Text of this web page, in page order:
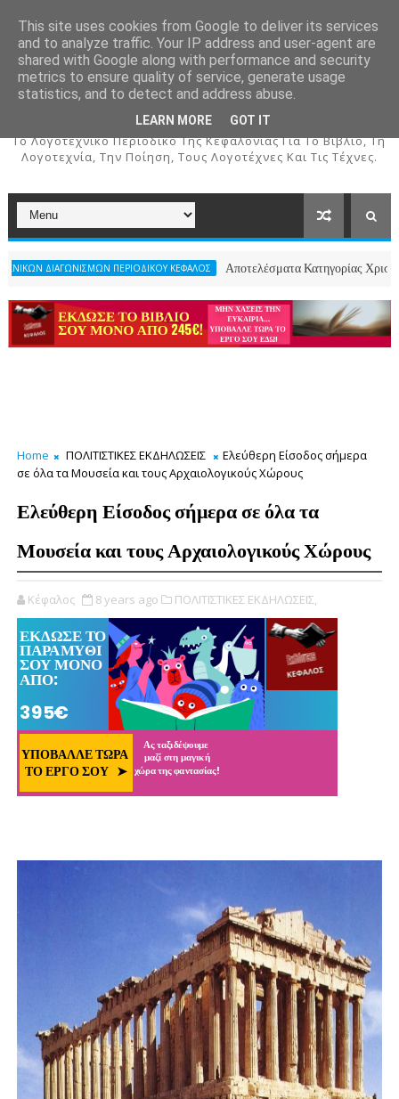
ΚΕΦΑΛΟΣ
To Λογοτεχνικό Περιοδικό Της Κεφαλονιάς Για Το Βιβλίο, Τη
Λογοτεχνία, Την Ποίηση, Τους Λογοτέχνες Και Τις Τέχνες.
ΠΕΡΙΟΔΙΚΟΥ ΚΕΦΑΛΟΣ Αποτελέσματα Κατηγορίας
Home ΠΟΛΙΤΙΣΤΙΚΕΣ ΕΚΔΗΛΩΣΕΙΣ
Ελεύθερη Είσοδος σήμερα
σε όλα τα Μουσεία και τους Αρχαιολογικούς Χώρους
Ελεύθερη Είσοδος σήμερα σε όλα τα
Μουσεία και τους Αρχαιολογικούς Χώρους
Κέφαλος 8 years ago ΠΟΛΙΤΙΣΤΙΚΕΣ ΕΚΔΗΛΩΣΕΙΣ,
This site uses cookies from Google to deliver its services
and to analyze traffic. Your IP address and user-agent are
shared with Google along with performance and security
metrics to ensure quality of service, generate usage
statistics, and to detect and address abuse.
LEARN MORE GOT IT